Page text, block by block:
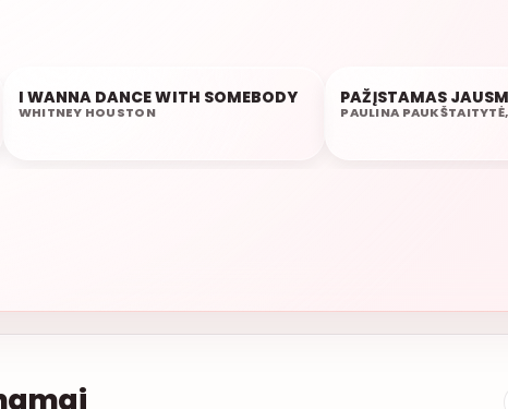
06:41
I WANNA DANCE WITH SOMEBODY
WHITNEY HOUSTON
06:37
PAŽĮSTAMAS